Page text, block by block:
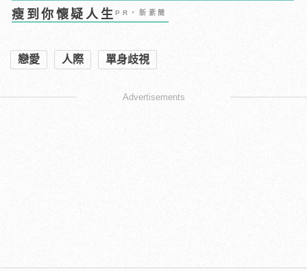
瘦到你懷疑人生PR・新素簡
戀愛 人際 單身歧視
Advertisements